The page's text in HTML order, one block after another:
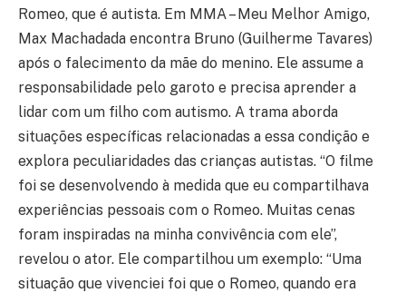
Romeo, que é autista. Em MMA – Meu Melhor Amigo,
Max Machadada encontra Bruno (Guilherme Tavares)
após o falecimento da mãe do menino. Ele assume a
responsabilidade pelo garoto e precisa aprender a
lidar com um filho com autismo. A trama aborda
situações específicas relacionadas a essa condição e
explora peculiaridades das crianças autistas. “O filme
foi se desenvolvendo à medida que eu compartilhava
experiências pessoais com o Romeo. Muitas cenas
foram inspiradas na minha convivência com ele”,
revelou o ator. Ele compartilhou um exemplo: “Uma
situação que vivenciei foi que o Romeo, quando era